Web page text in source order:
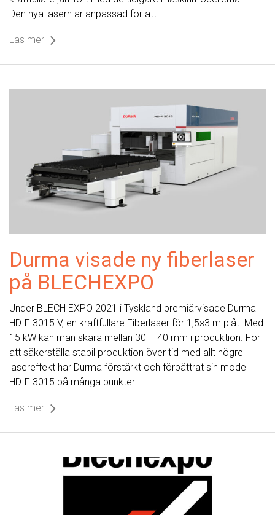
Den nya lasern är anpassad för att…
Läs mer
Durma visade ny fiberlaser
på BLECHEXPO
Under BLECH EXPO 2021 i Tyskland premiärvisade Durma
HD-F 3015 V, en kraftfullare Fiberlaser för 1,5×3 m plåt. Med
15 kW kan man skära mellan 30 – 40 mm i produktion. För
att säkerställa stabil produktion över tid med allt högre
lasereffekt har Durma förstärkt och förbättrat sin modell
HD-F 3015 på många punkter. …
Läs mer